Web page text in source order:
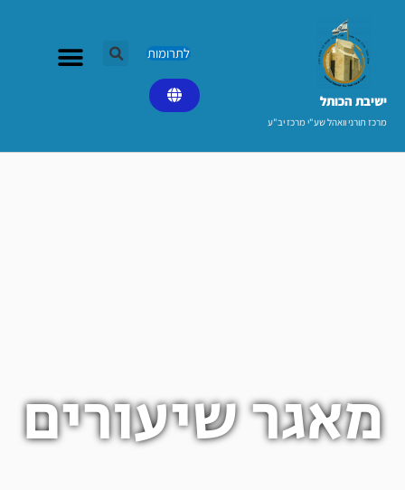
ישיבת הכותל​
מרכז תורני וואהל שע"י מרכז יב"ע
לתרומות
מאגר שיעורים